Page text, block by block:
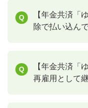
【年金共済「
除で払い込ん
【年金共済「
再雇用として